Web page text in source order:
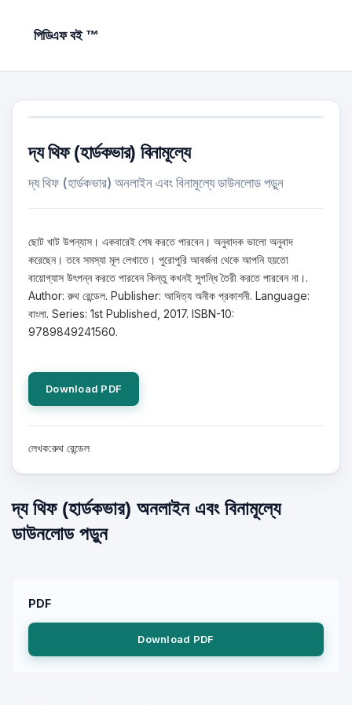
পিডিএফ বই ™
দ্য থিফ (হার্ডকভার) বিনামূল্যে
দ্য থিফ (হার্ডকভার) অনলাইন এবং বিনামূল্যে ডাউনলোড পড়ুন
ছোট খাট উপন্যাস। একবারেই শেষ করতে পারবেন। অনুবাদক ভালো অনুবাদ
করেছেন। তবে সমস্যা মূল লেখাতে। পুরোপুরি আবর্জনা থেকে আপনি হয়তো
বায়োগ্যাস উৎপন্ন করতে পারবেন কিন্তু কখনই সুগন্ধি তৈরী করতে পারবেন না।.
Author: রুথ রেন্ডেল. Publisher: আদিত্য অনীক প্রকাশনী. Language:
বাংলা. Series: 1st Published, 2017. ISBN-10:
9789849241560.
Download PDF
লেখক:রুথ রেন্ডেল
দ্য থিফ (হার্ডকভার) অনলাইন এবং বিনামূল্যে
ডাউনলোড পড়ুন
PDF
Download PDF